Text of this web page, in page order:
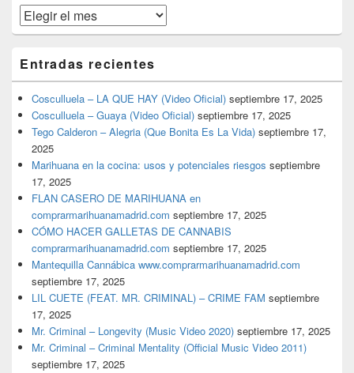
Archivos
Entradas recientes
Cosculluela – LA QUE HAY (Video Oficial) septiembre 17, 2025
Cosculluela – Guaya (Video Oficial) septiembre 17, 2025
Tego Calderon – Alegria (Que Bonita Es La Vida) septiembre 17,
2025
Marihuana en la cocina: usos y potenciales riesgos septiembre
17, 2025
FLAN CASERO DE MARIHUANA en
comprarmarihuanamadrid.com septiembre 17, 2025
CÓMO HACER GALLETAS DE CANNABIS
comprarmarihuanamadrid.com septiembre 17, 2025
Mantequilla Cannábica www.comprarmarihuanamadrid.com
septiembre 17, 2025
LIL CUETE (FEAT. MR. CRIMINAL) – CRIME FAM septiembre
17, 2025
Mr. Criminal – Longevity (Music Video 2020) septiembre 17, 2025
Mr. Criminal – Criminal Mentality (Official Music Video 2011)
septiembre 17, 2025